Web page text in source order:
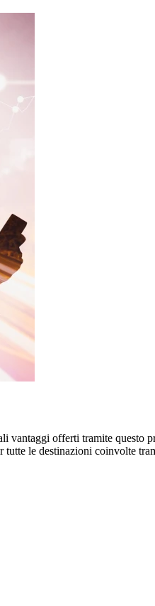
vantaggi offerti tramite questo
le destinazioni coinvolte